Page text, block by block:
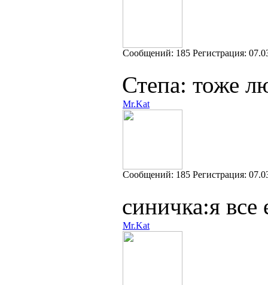
Cообщений: 185 Регистрация:
Степа: тоже
Mr.Kat
Cообщений: 185 Регистрация:
синичка:я
Mr.Kat